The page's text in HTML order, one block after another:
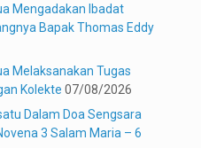
Mengadakan Ibadat
Bapak Thomas Eddy
Melaksanakan Tugas
Kolekte 07/08/2026
Dalam Doa Sengsara
3 Salam Maria – 6